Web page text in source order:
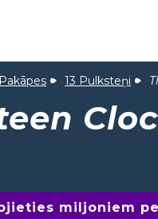
13 Pulksteņi
miljoniem